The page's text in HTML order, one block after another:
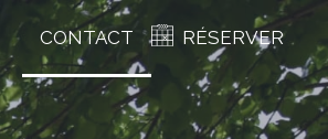
CONTACT RÉSERVER